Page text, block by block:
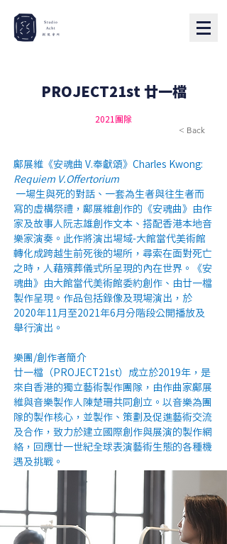
PROJECT21st 廿一檔
2021團隊
< Back
鄺展維《安魂曲 V.奉獻頌》Charles Kwong:
Requiem V.Offertorium
一場生與死的對話、一套為生者與往生者而
寫的虛構祭禮，鄺展維創作的《安魂曲》由作
家及故事人阮志雄創作文本、搭配香港本地音
樂家演奏。此作將演出場域-大館當代美術館
轉化成跨越生前死後的場所，尋索在面對死亡
之時，人藉殯葬儀式所呈現的內在世界。《安
魂曲》由大館當代美術館委約創作、由廿一檔
製作呈現。作品包括錄像及現場演出，於
2020年11月至2021年6月分階段公開播放及
舉行演出。
樂團/創作者簡介
廿一檔（PROJECT21st）成立於2019年，是
來自香港的獨立藝術製作團隊，由作曲家鄺展
維與音樂製作人陳楚珊共同創立。以音樂為團
隊的製作核心，並製作、策劃及促進藝術交流
及合作，致力於建立國際創作與展演的製作網
絡，回應廿一世紀全球表演藝術生態的各種機
遇及挑戰。